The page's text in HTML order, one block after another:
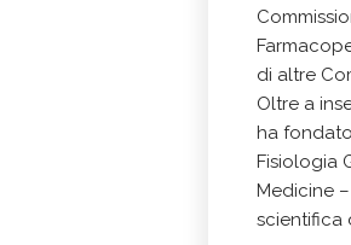
di altre
Oltre a
ha
Fisiologia
Medicine
scientifica